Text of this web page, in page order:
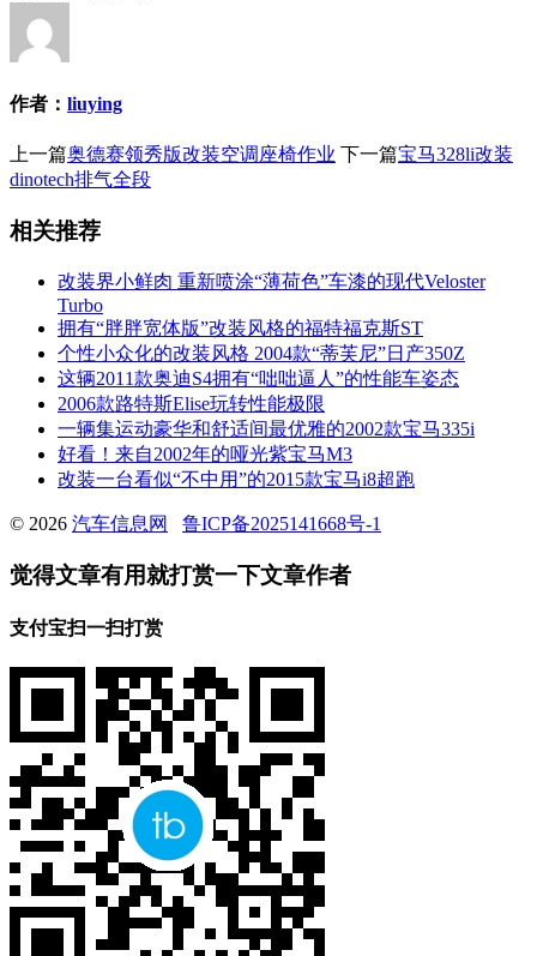
作者： liuying
上一篇奥德赛领秀版改装空调座椅作业 下一篇宝马328li改装
dinotech排气全段
相关推荐
改装界小鲜肉 重新喷涂“薄荷色”车漆的现代Veloster
Turbo
拥有“胖胖宽体版”改装风格的福特福克斯ST
个性小众化的改装风格 2004款“蒂芙尼”日产350Z
这辆2011款奥迪S4拥有“咄咄逼人”的性能车姿态
2006款路特斯Elise玩转性能极限
一辆集运动豪华和舒适间最优雅的2002款宝马335i
好看！来自2002年的哑光紫宝马M3
改装一台看似“不中用”的2015款宝马i8超跑
© 2026 汽车信息网 鲁ICP备2025141668号-1
觉得文章有用就打赏一下文章作者
支付宝扫一扫打赏